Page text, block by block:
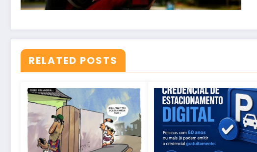
RELATED POSTS